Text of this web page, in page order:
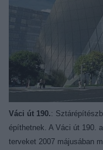
Váci út 190.:
építhetnek. A Váci út 190.
terveket 2007 májusában